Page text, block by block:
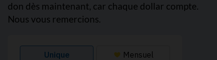
don dès maintenant, car chaque dollar compte.
Nous vous remercions.